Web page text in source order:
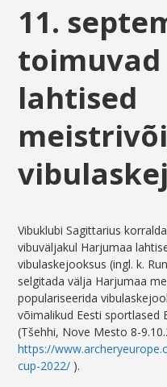
11.
lahtised
Vibuklubi Sagittarius
vibuväljakul Harjumaa
vibulaskejooksus (ingl. k.
selgitada välja Harjumaa
populariseerida
võimalikud Eesti sportlased
(Tšehhi, Nove Mesto 8-
https://
cup-2022/ ).